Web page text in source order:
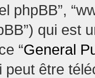
phpBB”,
qui est
“General
peut être